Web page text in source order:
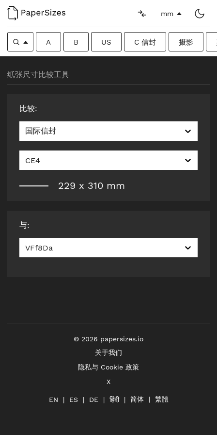
mm
A B US C 信封 摄影
纸张尺寸比较工具
比较:
国际信封
CE4
229 x 310 mm
与:
VFf8Da
© 2026 papersizes.io
关于我们
隐私与 Cookie 政策
X
EN ES DE हिंदी 简体 繁體